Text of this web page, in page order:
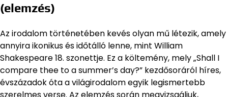
(elemzés)
Az irodalom történetében kevés olyan mű létezik, amely
annyira ikonikus és időtálló lenne, mint William
Shakespeare 18. szonettje. Ez a költemény, mely „Shall I
compare thee to a summer’s day?” kezdősoráról híres,
évszázadok óta a világirodalom egyik legismertebb
szerelmes verse. Az elemzés során megvizsgáljuk,